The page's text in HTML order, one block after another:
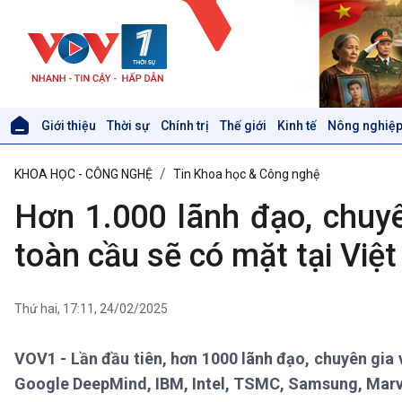
Giới thiệu Thời sự Chính trị Thế giới Kinh tế Nông
Thời sự 6h
Thời sự 12h
Thời sự 18h
Thời sự 21h30
Bản tin
Xã hội
Tin Đời sống & Xã hội
Khoa học & Công nghệ
Tin Khoa học & Công nghệ
KHOA HỌC - CÔNG NGHỆ Tin Khoa học & Công nghệ
Hơn 1.000 lãnh đạo,
toàn cầu sẽ có mặt tại
Thứ hai, 17:11, 24/02/2025
VOV1 - Lần đầu tiên, hơn 1000 lãnh đạo, chuyên
Google DeepMind, IBM, Intel, TSMC, Samsung,